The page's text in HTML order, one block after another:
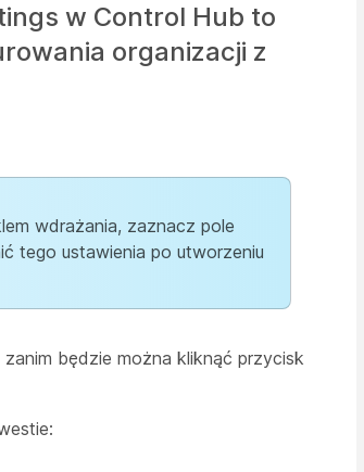
w Control Hub to
organizacji z
wdrażania, zaznacz pole
tego ustawienia po utworzeniu
będzie można kliknąć przycisk